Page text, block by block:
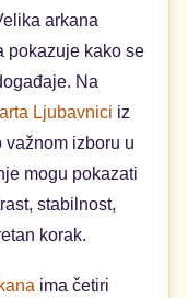
arkana
pokazuje kako se
Na
Ljubavnici iz
važnom izboru u
mogu pokazati
stabilnost,
korak.
ima četiri